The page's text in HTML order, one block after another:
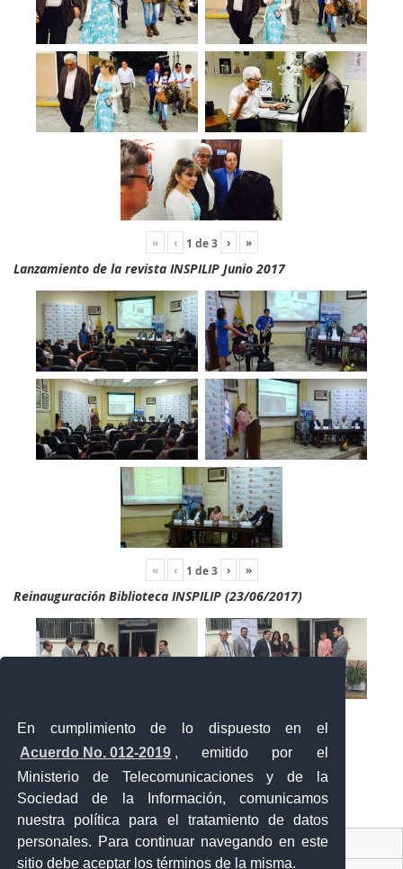
En cumplimiento de lo dispuesto en el
Acuerdo No. 012-2019 , emitido por el
Ministerio de Telecomunicaciones y de la
Sociedad de la Información, comunicamos
nuestra política para el tratamiento de datos
personales. Para continuar navegando en este
sitio debe aceptar los términos de la misma.
« ‹ 1 de3 › »
Lanzamiento de la revista INSPILIP Junio 2017
« ‹ 1 de3 › »
Reinauguración Biblioteca INSPILIP (23/06/2017)
Contacto Ciudadano Digital